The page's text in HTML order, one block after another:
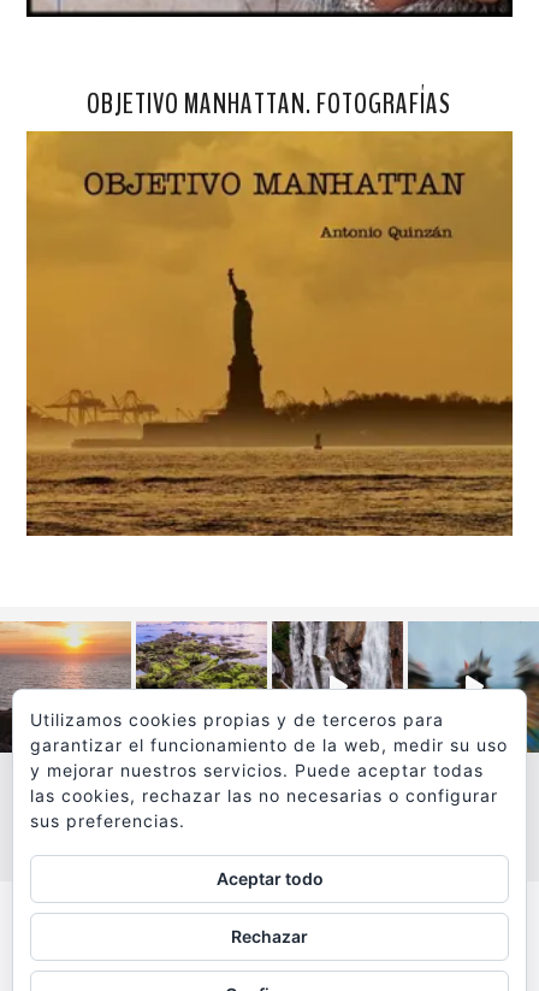
OBJETIVO MANHATTAN. FOTOGRAFÍAS
VER MÁS
Todos los textos y fotografías de
www.viajesyfotografia.comson propiedad de su autor
Utilizamos cookies propias y de terceros para
garantizar el funcionamiento de la web, medir su uso
y mejorar nuestros servicios. Puede aceptar todas
las cookies, rechazar las no necesarias o configurar
sus preferencias.
Aceptar todo
Rechazar